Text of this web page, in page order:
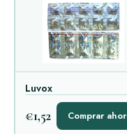
Luvox
€1,52 Comprar